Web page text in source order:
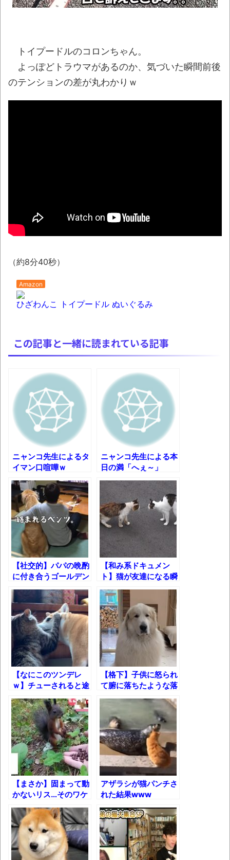
もしてくれない」EXIT兼近「搾取しようとする
が起きてしまう。 NEW!
【動画】動物園のゾウを撮影していたら…と
んでもない“ファンサ”を受けたｗｗｗｗ
「寝た方がいい」などと誹謗中傷され配信中に
泣き出してしまう
して放った究極の技 これだけは使いたくなか
わずか３センチ！ 極小カブトムシ発見
【衝撃】韓国で売っている目覚まし時計の
まっぷたつに…日本レトロゲーム協会がゲー
ムソフトCDの劣化について問題提起 他
別にどこの誰が一日何時間睡眠だろうがど
うでもいいじゃないですか
8月26日にリメイク完結編「FF7リベレーシ
ョン」の新映像が公開！欧州gamescom 2026
にて
凡庸な悪
お前らの身体の悩み教えてくれ
「アメリカのヤンキーがアジア人にケンカ
を売った結果ｗｗｗ」 ほか
【読書感想】山野辺太郎『いつか深い穴に
落ちるまで』
映画ちいかわ観に行ったので感想を書きま
す(若干ネタバレあり) 26/07/25
独学で挑んだ2026年二級建築士学科試験結
果速報（仮）
体験談：仕事で同じビルの中に入っている
グループ会社の嫁子 [ほのぼの]
葉月つばさちゃん、昔から見てるんだけど
かなりお姉さんになったね
壊れたエアコンと歌えないボク
バージョンアップ情報更新 AOMEI
Backupper Standard 8.3.0 などバージョンア
ップ
高嶋ちさ子、ダウン症の姉が暴行事件！事
件の一部始終と衝撃の結末
【呆然】北海道旅行ワイ「ウニイクラ丼特
盛で食うぞ！！！うおおおおおおお
お！！！！！」→結
果･････････････････････････････
トイプードルのコロンちゃん。
よっぽどトラウマがあるのか、気づいた瞬間前後
のテンションの差が丸わかりｗ
（約8分40秒）
Amazon
ひざわんこ トイプードル ぬいぐるみ
この記事と一緒に読まれている記事
ニャンコ先生によるタ
イマン口喧嘩ｗ
ニャンコ先生による本
日の満「へぇ～」
【社交的】パパの晩酌
に付き合うゴールデン
レトリバーw
【和み系ドキュメン
ト】猫が友達になる瞬
間
【なにこのツンデレ
ｗ】チューされると途
端に戦意喪失する猫
【格下】子供に怒られ
て腑に落ちたような落
ちないような顔をする
【まさか】固まって動
かないリス…そのワケ
は？
アザラシが猫パンチさ
れた結果www